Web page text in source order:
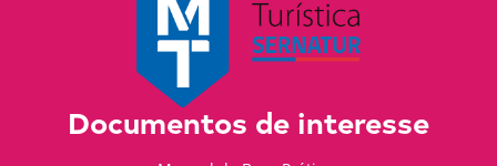
Documentos de interesse